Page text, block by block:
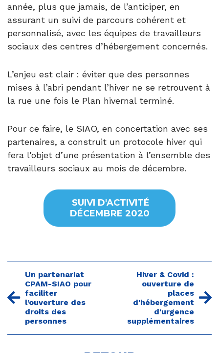
année, plus que jamais, de l’anticiper, en
assurant un suivi de parcours cohérent et
personnalisé, avec les équipes de travailleurs
sociaux des centres d’hébergement concernés.
L’enjeu est clair : éviter que des personnes
mises à l’abri pendant l’hiver ne se retrouvent à
la rue une fois le Plan hivernal terminé.
Pour ce faire, le SIAO, en concertation avec ses
partenaires, a construit un protocole hiver qui
fera l’objet d’une présentation à l’ensemble des
travailleurs sociaux au mois de décembre.
SUIVI D'ACTIVITÉ
DÉCEMBRE 2020
Un partenariat
CPAM-SIAO pour
faciliter
l’ouverture des
droits des
personnes
Hiver & Covid :
ouverture de
places
d'hébergement
d'urgence
supplémentaires